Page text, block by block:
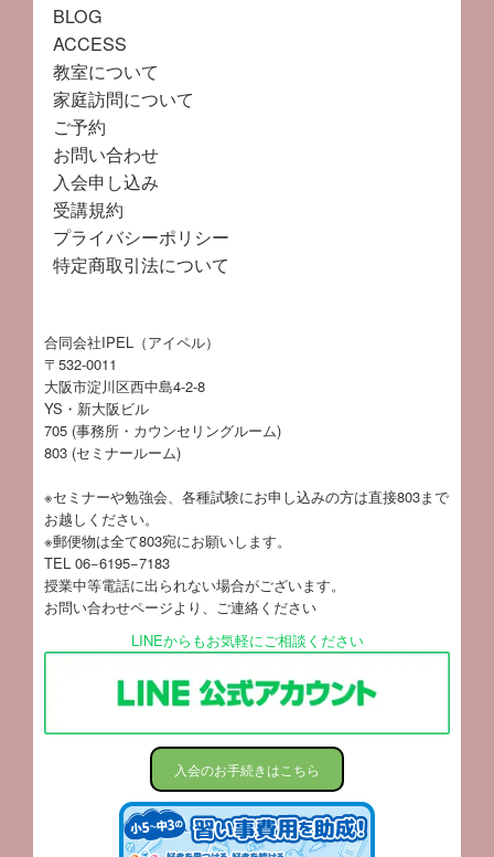
BLOG
ACCESS
教室について
家庭訪問について
ご予約
お問い合わせ
入会申し込み
受講規約
プライバシーポリシー
特定商取引法について
合同会社IPEL（アイペル）
〒532-0011
大阪市淀川区西中島4-2-8
YS・新大阪ビル
705 (事務所・カウンセリングルーム)
803 (セミナールーム)
※セミナーや勉強会、各種試験にお申し込みの方は直接803まで
お越しください。
※郵便物は全て803宛にお願いします。
TEL 06−6195−7183
授業中等電話に出られない場合がございます。
お問い合わせページより、ご連絡ください
LINEからもお気軽にご相談ください
入会のお手続きはこちら